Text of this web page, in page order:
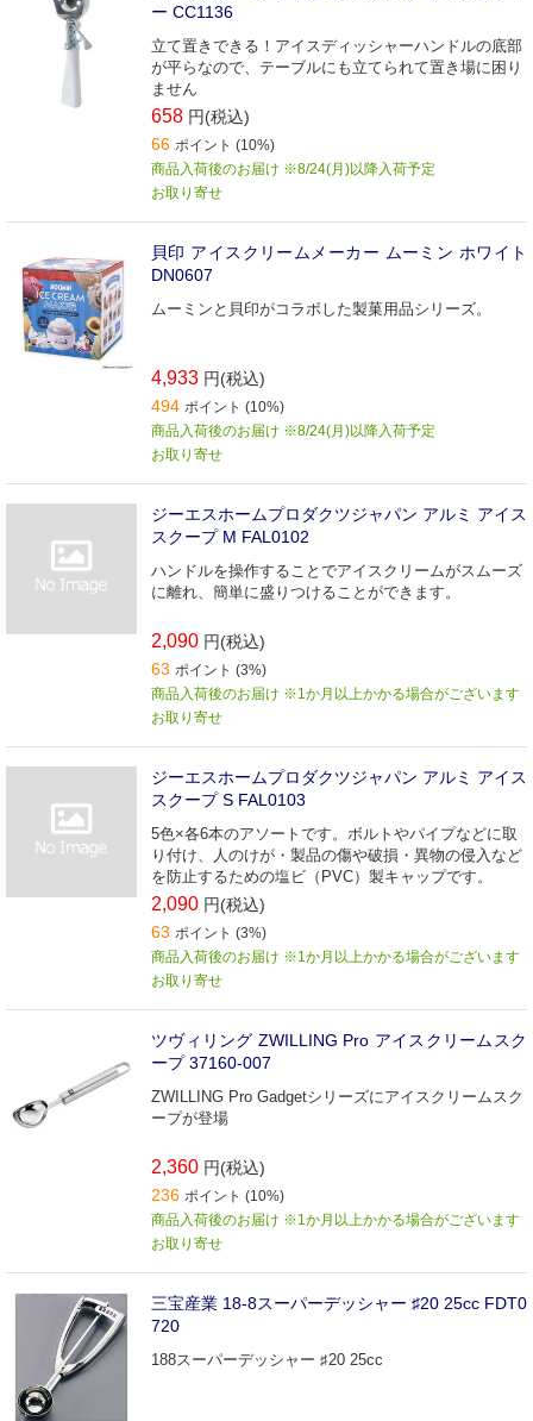
ー CC1136
立て置きできる！アイスディッシャーハンドルの底部
が平らなので、テーブルにも立てられて置き場に困り
ません
658 円(税込)
66 ポイント (10%)
商品入荷後のお届け ※8/24(月)以降入荷予定
お取り寄せ
貝印 アイスクリームメーカー ムーミン ホワイト
DN0607
ムーミンと貝印がコラボした製菓用品シリーズ。
4,933 円(税込)
494 ポイント (10%)
商品入荷後のお届け ※8/24(月)以降入荷予定
お取り寄せ
ジーエスホームプロダクツジャパン アルミ アイス
スクープ M FAL0102
ハンドルを操作することでアイスクリームがスムーズ
に離れ、簡単に盛りつけることができます。
2,090 円(税込)
63 ポイント (3%)
商品入荷後のお届け ※1か月以上かかる場合がございます
お取り寄せ
ジーエスホームプロダクツジャパン アルミ アイス
スクープ S FAL0103
5色×各6本のアソートです。ボルトやパイプなどに取
り付け、人のけが・製品の傷や破損・異物の侵入など
を防止するための塩ビ（PVC）製キャップです。
2,090 円(税込)
63 ポイント (3%)
商品入荷後のお届け ※1か月以上かかる場合がございます
お取り寄せ
ツヴィリング ZWILLING Pro アイスクリームスク
ープ 37160-007
ZWILLING Pro Gadgetシリーズにアイスクリームスク
ープが登場
2,360 円(税込)
236 ポイント (10%)
商品入荷後のお届け ※1か月以上かかる場合がございます
お取り寄せ
三宝産業 18-8スーパーデッシャー ♯20 25cc FDT0
720
188スーパーデッシャー ♯20 25cc